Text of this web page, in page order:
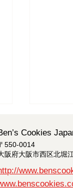
Cookies
550-0014
阪府大阪市西区北堀